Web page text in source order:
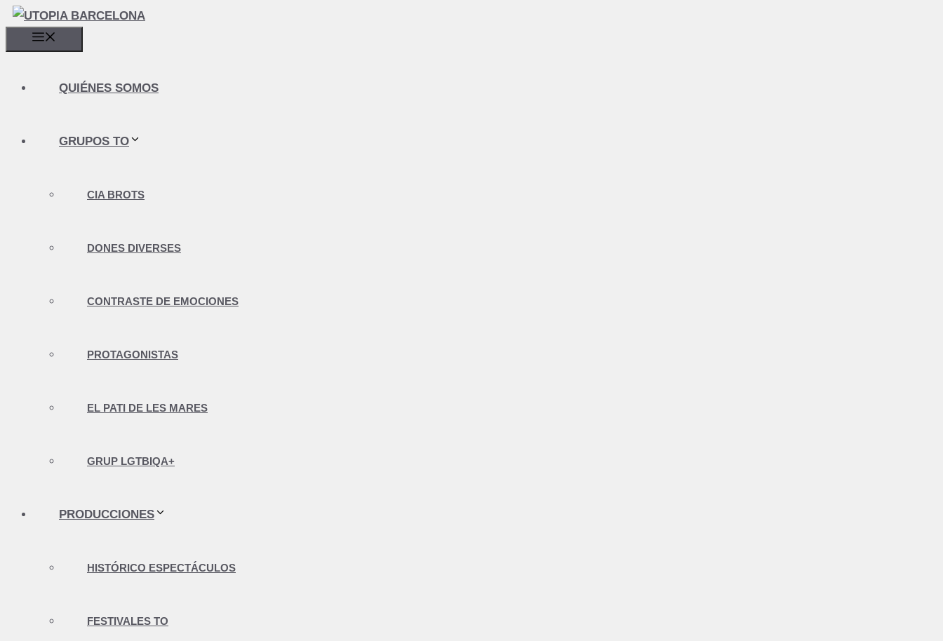
Saltar
al
contenido
QUIÉNES SOMOS
GRUPOS TO
CIA BROTS
DONES DIVERSES
CONTRASTE DE EMOCIONES
PROTAGONISTAS
EL PATI DE LES MARES
GRUP LGTBIQA+
PRODUCCIONES
HISTÓRICO ESPECTÁCULOS
FESTIVALES TO